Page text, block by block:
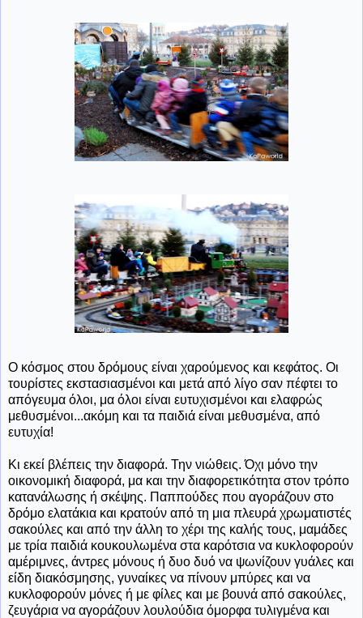
Ο κόσμος στου δρόμους είναι χαρούμενος και κεφάτος. Οι
τουρίστες εκστασιασμένοι και μετά από λίγο σαν πέφτει το
απόγευμα όλοι, μα όλοι είναι ευτυχισμένοι και ελαφρώς
μεθυσμένοι...ακόμη και τα παιδιά είναι μεθυσμένα, από
ευτυχία!
Κι εκεί βλέπεις την διαφορά. Την νιώθεις. Όχι μόνο την
οικονομική διαφορά, μα και την διαφορετικότητα στον τρόπο
κατανάλωσης ή σκέψης. Παππούδες που αγοράζουν στο
δρόμο ελατάκια και κρατούν από τη μια πλευρά χρωματιστές
σακούλες και από την άλλη το χέρι της καλής τους, μαμάδες
με τρία παιδιά κουκουλωμένα στα καρότσια να κυκλοφορούν
αμέριμνες, άντρες μόνους ή δυο δυό να ψωνίζουν γυάλες και
είδη διακόσμησης, γυναίκες να πίνουν μπύρες και να
κυκλοφορούν μόνες ή με φίλες και με βουνά από σακούλες,
ζευγάρια να αγοράζουν λουλούδια όμορφα τυλιγμένα και